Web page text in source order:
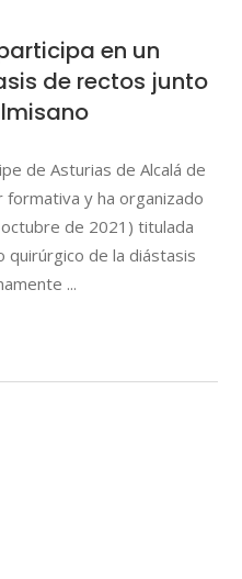
en un
de rectos junto
de Asturias de Alcalá de
formativa y ha organizado
de 2021) titulada
quirúrgico de la diástasis